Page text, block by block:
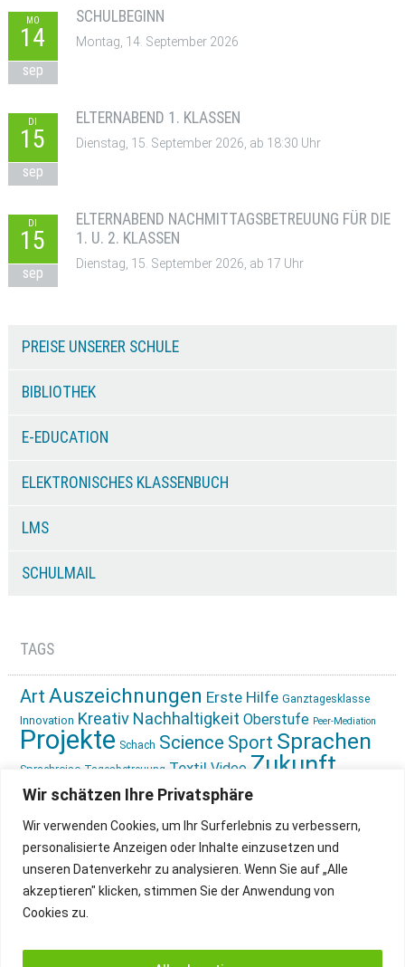
Wir schätzen Ihre Privatsphäre
Wir verwenden Cookies, um Ihr Surferlebnis zu verbessern,
personalisierte Anzeigen oder Inhalte einzusetzen und
unseren Datenverkehr zu analysieren. Wenn Sie auf „Alle
akzeptieren" klicken, stimmen Sie der Anwendung von
Cookies zu.
MO
14
sep
SCHULBEGINN
Montag, 14. September 2026
DI
15
sep
ELTERNABEND 1. KLASSEN
Dienstag, 15. September 2026, ab 18:30 Uhr
DI
15
sep
ELTERNABEND NACHMITTAGSBETREUUNG FÜR DIE
1. U. 2. KLASSEN
Dienstag, 15. September 2026, ab 17 Uhr
PREISE UNSERER SCHULE
BIBLIOTHEK
E-EDUCATION
ELEKTRONISCHES KLASSENBUCH
LMS
SCHULMAIL
TAGS
Art Auszeichnungen Erste Hilfe Ganztagesklasse
Innovation Kreativ Nachhaltigkeit Oberstufe Peer-Mediation
Projekte Schach Science Sport Sprachen
Sprachreise Tagesbetreuung Textil Video Zukunft
gestalten Ökologie
IMPRESSUM